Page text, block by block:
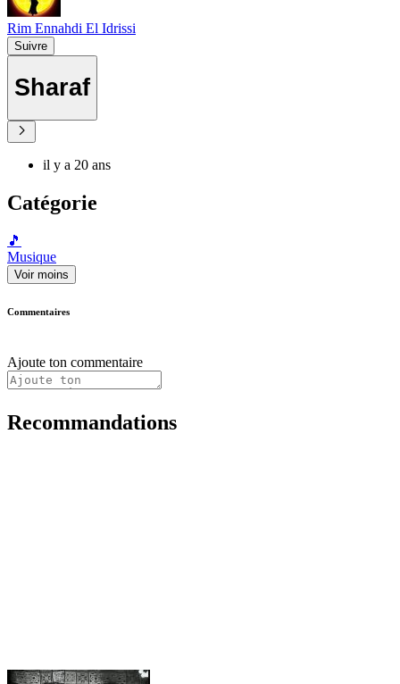
Rim Ennahdi El Idrissi
Suivre
Sharaf
il y a 20 ans
Catégorie
🎵
Musique
Voir moins
Commentaires
Ajoute ton commentaire
Recommandations